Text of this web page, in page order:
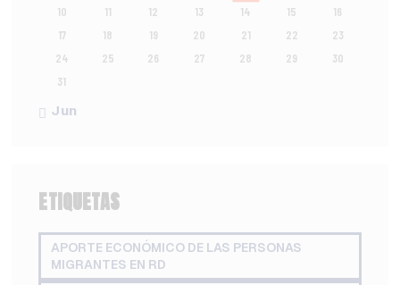
10
11 12 13 14 15
16
17
18 19 20 21 22
23
24
25 26 27 28 29
30
31
« Jun
ETIQUETAS
APORTE ECONÓMICO DE LAS PERSONAS
MIGRANTES EN RD